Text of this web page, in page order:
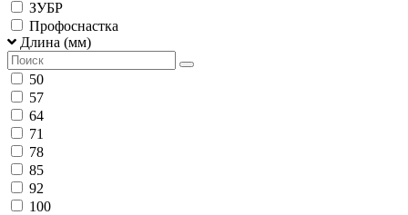
ЗУБР
Профоснастка
Длина (мм)
50
57
64
71
78
85
92
100